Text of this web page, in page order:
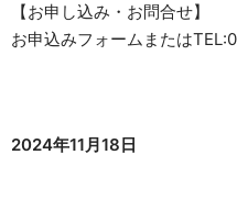
【お申し込み・お問合せ】
お申込みフォームまたは
2024年11月18日